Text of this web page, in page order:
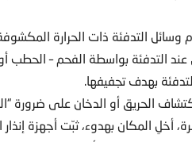
وسائل التدفئة ذات الحرارة
عند التدفئة بواسطة الفحم – الحطب أو
بهدف تجفيفها.
الحريق أو الدخان على ضرورة
أخلِ المكان بهدوء، ثبّت أجهزة